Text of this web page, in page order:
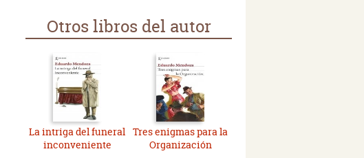
Otros libros del autor
La intriga del funeral
inconveniente
Tres enigmas para la
Organización